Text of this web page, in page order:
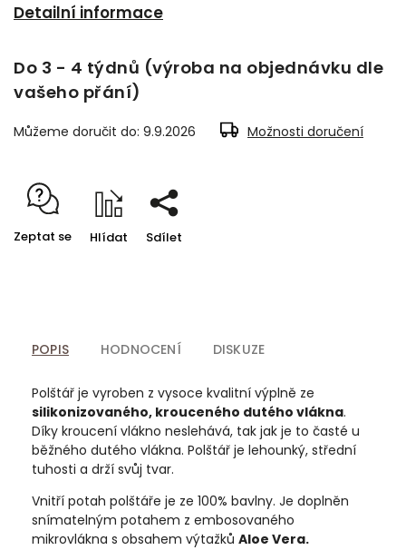
Detailní informace
Do 3 - 4 týdnů (výroba na objednávku dle
vašeho přání)
Můžeme doručit do: 9.9.2026 Možnosti doručení
Zeptat se Hlídat Sdílet
POPIS HODNOCENÍ DISKUZE
Polštář je vyroben z vysoce kvalitní výplně ze
silikonizovaného, krouceného dutého vlákna.
Díky kroucení vlákno neslehává, tak jak je to časté u
běžného dutého vlákna. Polštář je lehounký, střední
tuhosti a drží svůj tvar.
Vnitří potah polštáře je ze 100% bavlny. Je doplněn
snímatelným potahem z embosovaného
mikrovlákna s obsahem výtažků Aloe Vera.